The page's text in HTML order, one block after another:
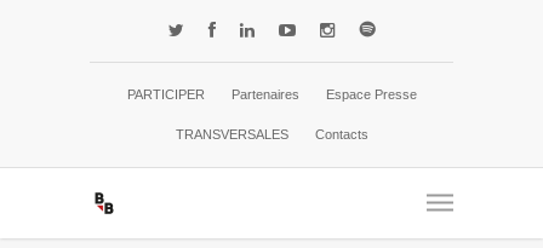
PARTICIPER Partenaires Espace Presse
TRANSVERSALES Contacts